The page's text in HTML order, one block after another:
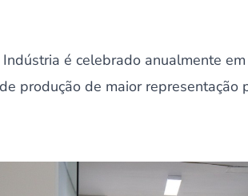
é celebrado anualmente
produção de maior representação